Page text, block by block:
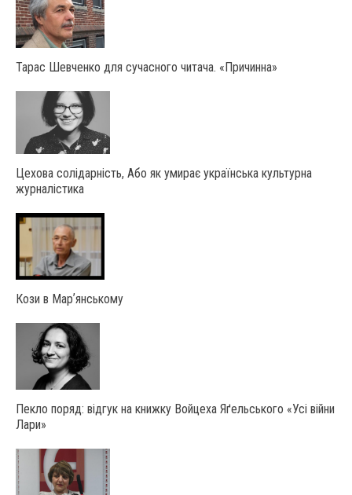
Тарас Шевченко для сучасного читача. «Причинна»
Цехова солідарність, Або як умирає українська культурна
журналістика
Кози в Марʼянському
Пекло поряд: відгук на книжку Войцеха Яґельського «Усі війни
Лари»